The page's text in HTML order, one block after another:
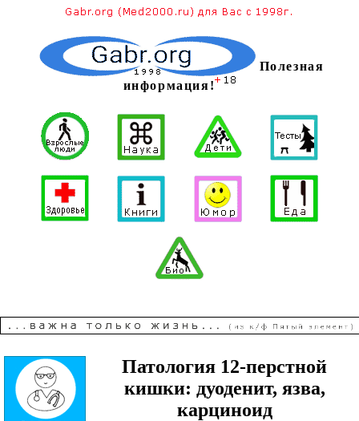
Полезная
информация!
Патология 12-перстной
кишки: дуоденит, язва,
карциноид